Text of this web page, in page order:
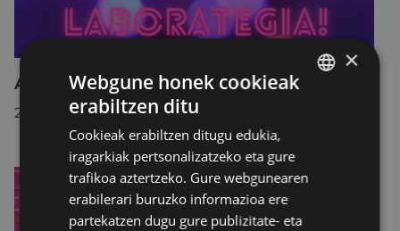
Antzerki laborategia 2026-02
2026/07/14
×
Webgune honek cookieak
erabiltzen ditu
Cookieak erabiltzen ditugu edukia,
iragarkiak pertsonalizatzeko eta gure
trafikoa aztertzeko. Gure webgunearen
erabilerari buruzko informazioa ere
partekatzen dugu gure publizitate- eta